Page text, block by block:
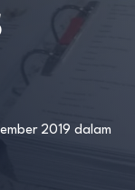
2019 dalam